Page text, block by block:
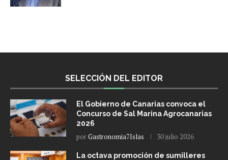
SELECCIÓN DEL EDITOR
El Gobierno de Canarias convoca el
Concurso de Sal Marina Agrocanarias
2026
porGastronomia7Islas 30 julio 2026
La octava promoción de sumilleres